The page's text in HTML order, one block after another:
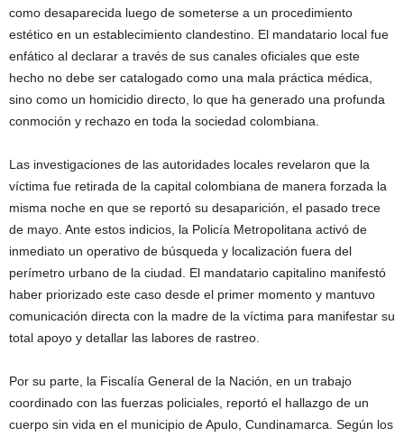
como desaparecida luego de someterse a un procedimiento
estético en un establecimiento clandestino. El mandatario local fue
enfático al declarar a través de sus canales oficiales que este
hecho no debe ser catalogado como una mala práctica médica,
sino como un homicidio directo, lo que ha generado una profunda
conmoción y rechazo en toda la sociedad colombiana.
Las investigaciones de las autoridades locales revelaron que la
víctima fue retirada de la capital colombiana de manera forzada la
misma noche en que se reportó su desaparición, el pasado trece
de mayo. Ante estos indicios, la Policía Metropolitana activó de
inmediato un operativo de búsqueda y localización fuera del
perímetro urbano de la ciudad. El mandatario capitalino manifestó
haber priorizado este caso desde el primer momento y mantuvo
comunicación directa con la madre de la víctima para manifestar su
total apoyo y detallar las labores de rastreo.
Por su parte, la Fiscalía General de la Nación, en un trabajo
coordinado con las fuerzas policiales, reportó el hallazgo de un
cuerpo sin vida en el municipio de Apulo, Cundinamarca. Según los